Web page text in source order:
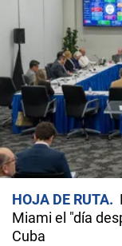
HOJA DE RUTA
Miami el "día
Cuba